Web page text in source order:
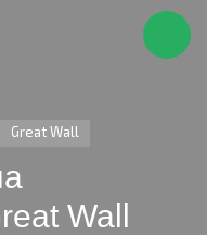
Great Wall
Wall